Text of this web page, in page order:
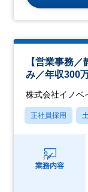
【営業事務
み／年収300
株式会社イノベ
正社員採用
業務内容